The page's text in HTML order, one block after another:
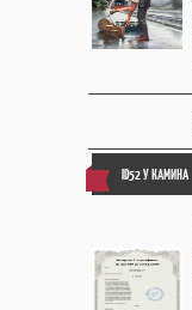
ID52 У КАМИНА